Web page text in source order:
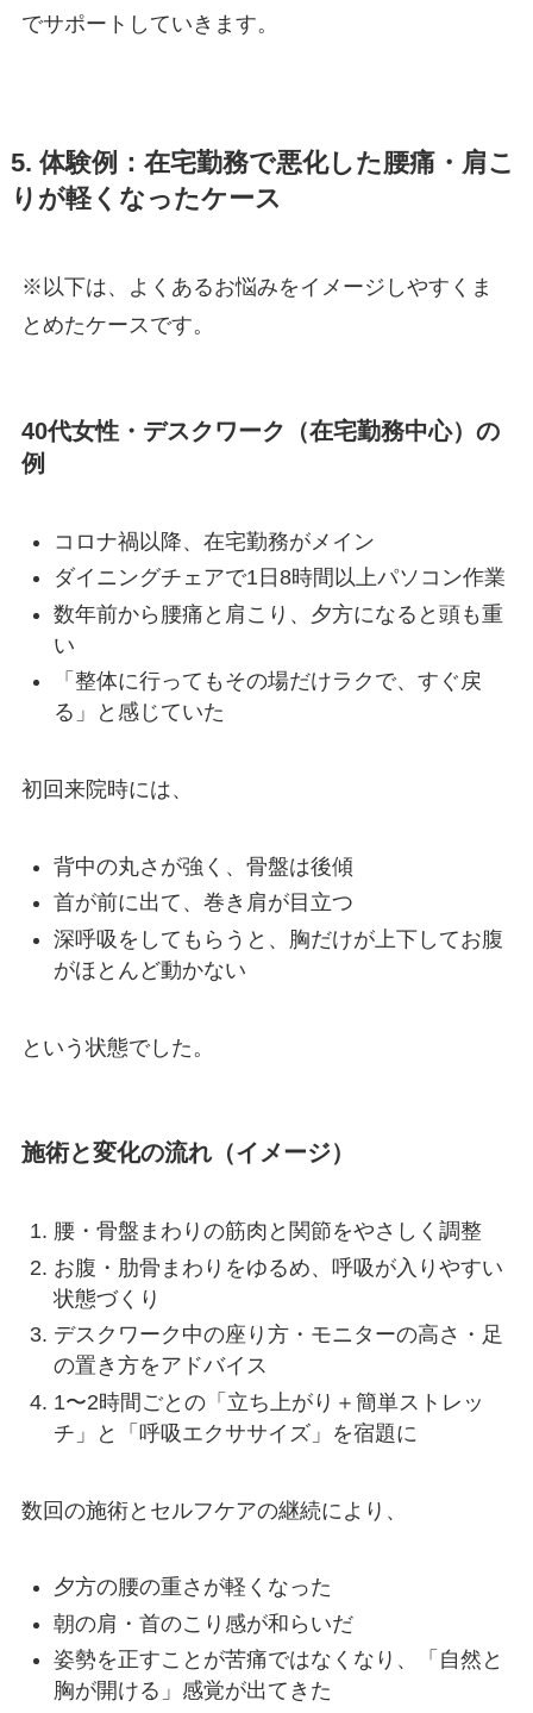
でサポートしていきます。
5. 体験例：在宅勤務で悪化した腰痛・肩こ
りが軽くなったケース
※以下は、よくあるお悩みをイメージしやすくま
とめたケースです。
40代女性・デスクワーク（在宅勤務中心）の
例
コロナ禍以降、在宅勤務がメイン
ダイニングチェアで1日8時間以上パソコン作業
数年前から腰痛と肩こり、夕方になると頭も重
い
「整体に行ってもその場だけラクで、すぐ戻
る」と感じていた
初回来院時には、
背中の丸さが強く、骨盤は後傾
首が前に出て、巻き肩が目立つ
深呼吸をしてもらうと、胸だけが上下してお腹
がほとんど動かない
という状態でした。
施術と変化の流れ（イメージ）
腰・骨盤まわりの筋肉と関節をやさしく調整
お腹・肋骨まわりをゆるめ、呼吸が入りやすい
状態づくり
デスクワーク中の座り方・モニターの高さ・足
の置き方をアドバイス
1〜2時間ごとの「立ち上がり＋簡単ストレッ
チ」と「呼吸エクササイズ」を宿題に
数回の施術とセルフケアの継続により、
夕方の腰の重さが軽くなった
朝の肩・首のこり感が和らいだ
姿勢を正すことが苦痛ではなくなり、「自然と
胸が開ける」感覚が出てきた